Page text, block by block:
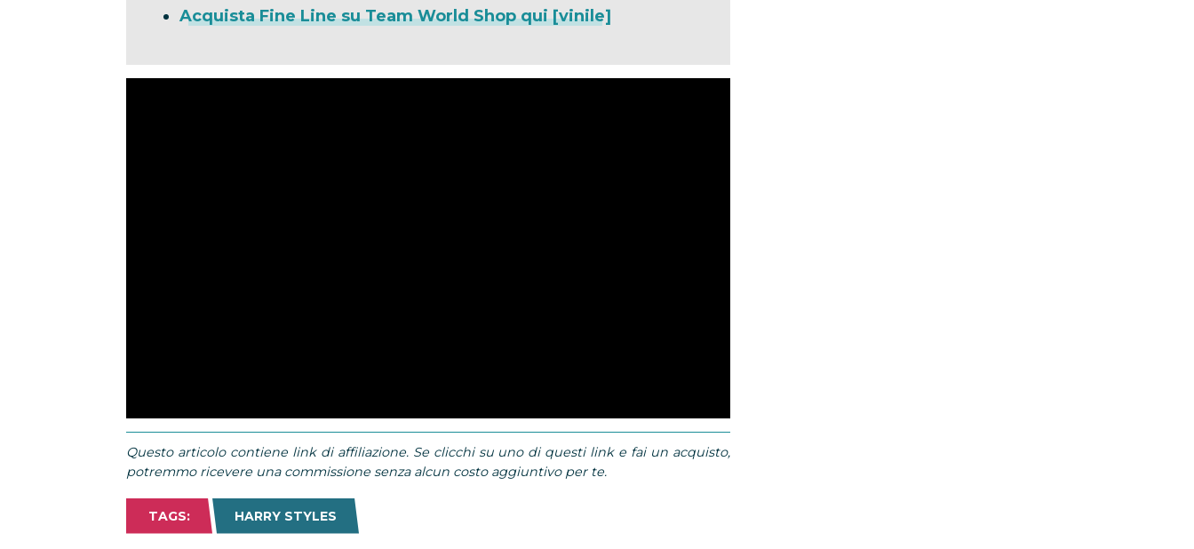
Acquista Fine Line su Team World Shop qui [vinile]
Questo articolo contiene link di affiliazione. Se clicchi su uno di questi link e fai un acquisto,
potremmo ricevere una commissione senza alcun costo aggiuntivo per te.
TAGS: HARRY STYLES